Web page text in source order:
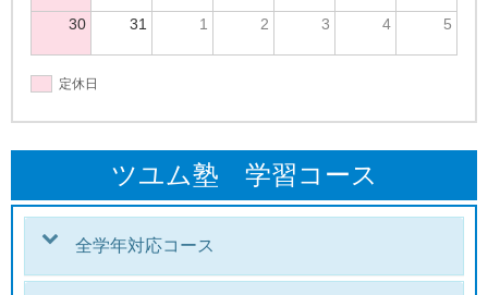
30 31 1 2 3 4 5
定休日
ツユム塾 学習コース
全学年対応コース